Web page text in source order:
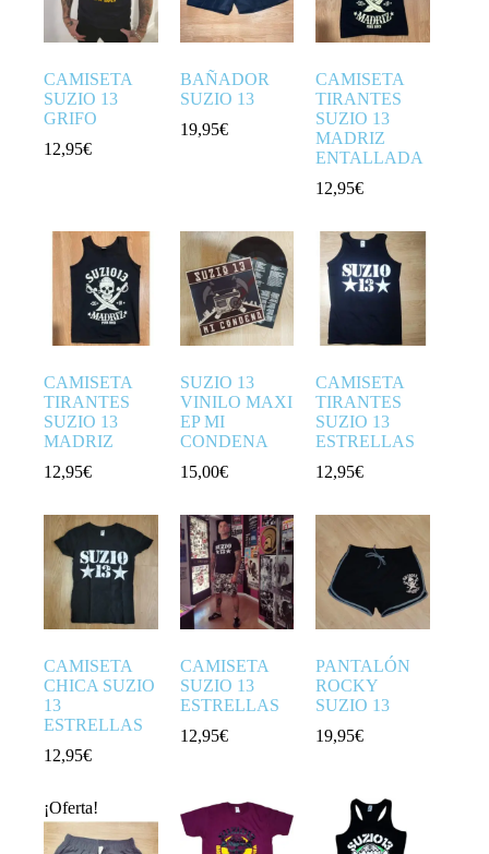
CAMISETA
SUZIO 13
GRIFO
12,95€
BAÑADOR
SUZIO 13
19,95€
CAMISETA
TIRANTES
SUZIO 13
MADRIZ
ENTALLADA
12,95€
CAMISETA
TIRANTES
SUZIO 13
MADRIZ
12,95€
SUZIO 13
VINILO MAXI
EP MI
CONDENA
15,00€
CAMISETA
TIRANTES
SUZIO 13
ESTRELLAS
12,95€
CAMISETA
CHICA SUZIO
13
ESTRELLAS
12,95€
CAMISETA
SUZIO 13
ESTRELLAS
12,95€
PANTALÓN
ROCKY
SUZIO 13
19,95€
¡Oferta!